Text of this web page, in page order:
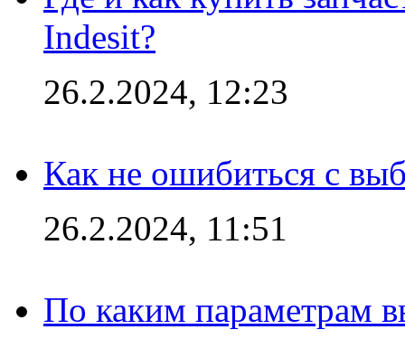
Indesit?
26.2.2024, 12:23
Как не ошибиться с
26.2.2024, 11:51
По каким параметрам